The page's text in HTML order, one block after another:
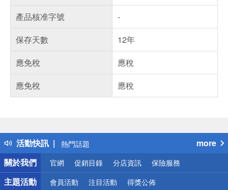
產品核准字號
-
保存天數
12年
應免稅
應稅
應免稅
應稅
活動快訊
得獎公告
熱門話題
銀行優惠
偏遠地區配送
詐騙網頁！請小心！
more
關於我們
官網 促銷目錄 分店資訊 保險服務
主題活動 會員活動 注目活動 得獎公佈